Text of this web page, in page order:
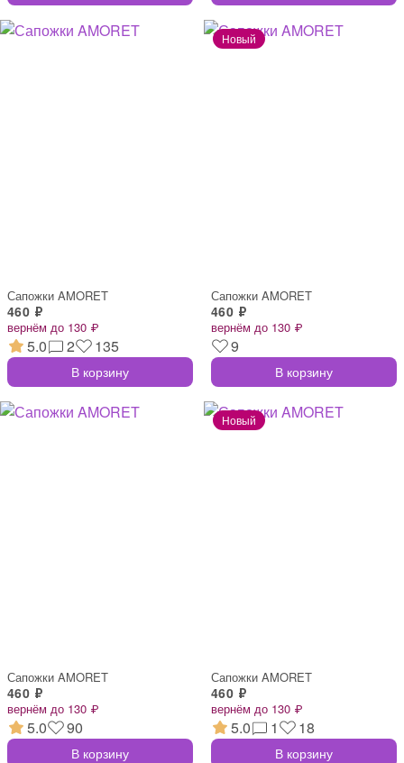
Сапожки AMORET
460 ₽
вернём до 130 ₽
5.0 2 135
В корзину
Сапожки AMORET
460 ₽
вернём до 130 ₽
9
В корзину
Сапожки AMORET
460 ₽
вернём до 130 ₽
5.0 90
В корзину
Сапожки AMORET
460 ₽
вернём до 130 ₽
5.0 1 18
В корзину